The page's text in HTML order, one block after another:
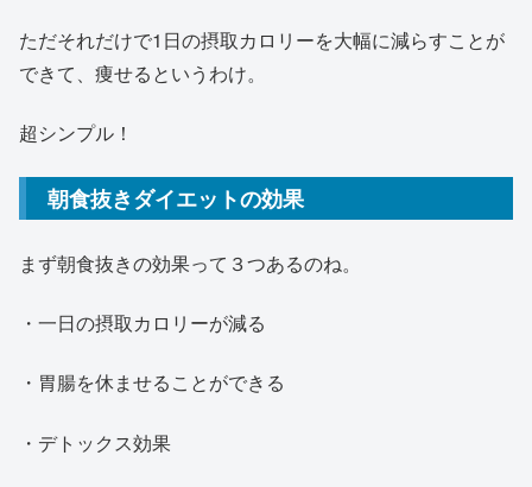
ただそれだけで1日の摂取カロリーを大幅に減らすことが
できて、痩せるというわけ。
超シンプル！
朝食抜きダイエットの効果
まず朝食抜きの効果って３つあるのね。
・一日の摂取カロリーが減る
・胃腸を休ませることができる
・デトックス効果